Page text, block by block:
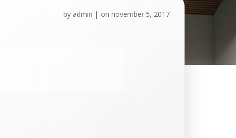
by admin | on november 5, 2017